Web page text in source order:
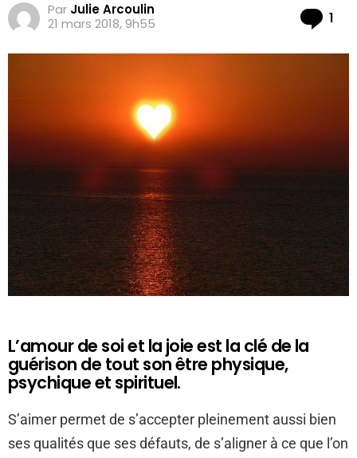
Par Julie Arcoulin
21 mars 2018, 9h55
1
L’amour de soi et la joie est la clé de la
guérison de tout son être physique,
psychique et spirituel.
S’aimer permet de s’accepter pleinement aussi bien
ses qualités que ses défauts, de s’aligner à ce que l’on